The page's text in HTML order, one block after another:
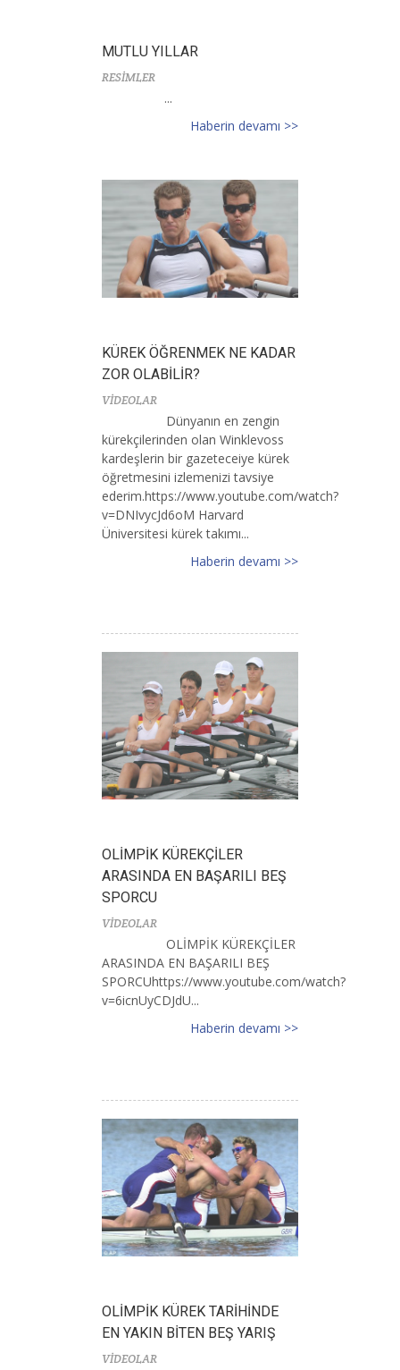
MUTLU YILLAR
RESİMLER
...
Haberin devamı >>
KÜREK ÖĞRENMEK NE KADAR
ZOR OLABİLİR?
VİDEOLAR
Dünyanın en zengin
kürekçilerinden olan Winklevoss
kardeşlerin bir gazeteceiye kürek
öğretmesini izlemenizi tavsiye
ederim.https://www.youtube.com/watch?
v=DNIvycJd6oM Harvard
Üniversitesi kürek takımı...
Haberin devamı >>
OLİMPİK KÜREKÇİLER
ARASINDA EN BAŞARILI BEŞ
SPORCU
VİDEOLAR
OLİMPİK KÜREKÇİLER
ARASINDA EN BAŞARILI BEŞ
SPORCUhttps://www.youtube.com/watch?
v=6icnUyCDJdU...
Haberin devamı >>
OLİMPİK KÜREK TARİHİNDE
EN YAKIN BİTEN BEŞ YARIŞ
VİDEOLAR